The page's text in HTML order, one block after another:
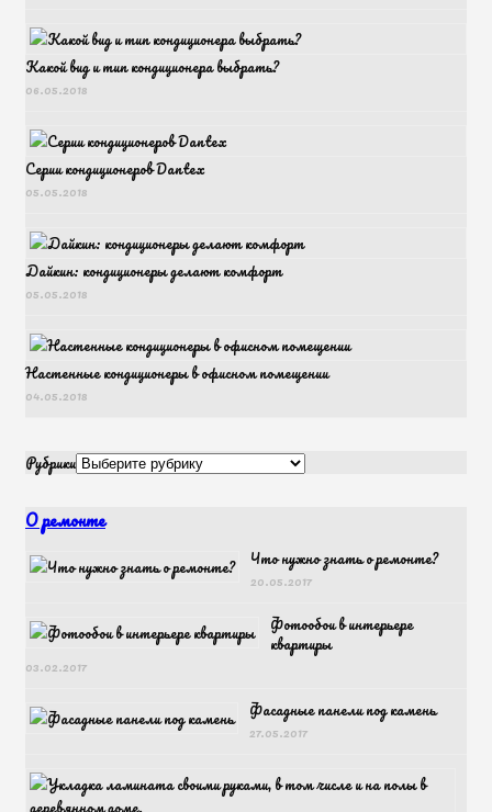
Какой вид и тип кондиционера выбрать?
06.05.2018
Серии кондиционеров Dantex
05.05.2018
Дайкин: кондиционеры делают комфорт
05.05.2018
Настенные кондиционеры в офисном помещении
04.05.2018
Рубрики
О ремонте
Что нужно знать о ремонте?
20.05.2017
Фотообои в интерьере
квартиры
03.02.2017
Фасадные панели под камень
27.05.2017